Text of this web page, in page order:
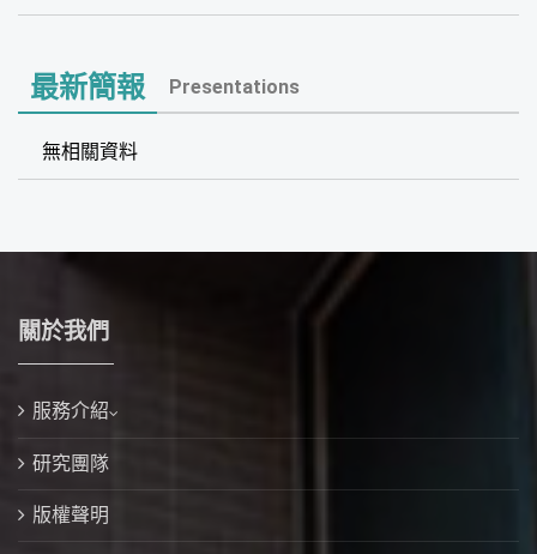
最新簡報 Presentations
無相關資料
關於我們
服務介紹
研究團隊
版權聲明